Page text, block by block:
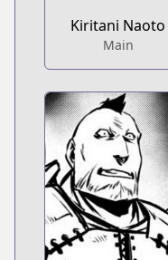
Kiritani Naoto
Main